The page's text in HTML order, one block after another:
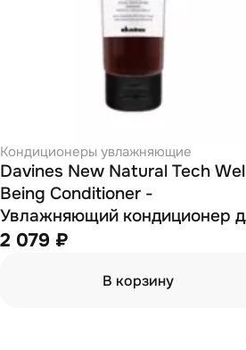
Кондиционеры увлажняющие
Davines New Natural Tech
Being Conditioner -
Увлажняющий кондиционер
здоровья волос 60 мл
2 079 ₽
В корзину